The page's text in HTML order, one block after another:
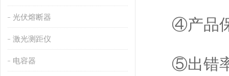
光伏熔断器
激光测距仪
电容器
④产品
⑤出错率